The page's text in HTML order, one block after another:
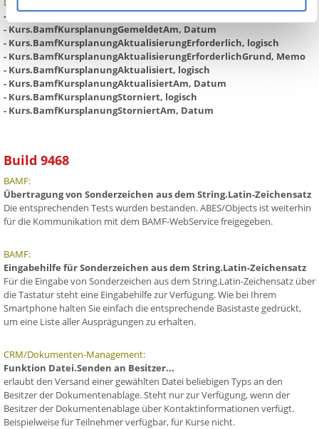
- Kurs.BamfKursplanungGemeldet, logisch
- Kurs.BamfKursplanungGemeldetAm, Datum
- Kurs.BamfKursplanungAktualisierungErforderlich, logisch
- Kurs.BamfKursplanungAktualisierungErforderlichGrund, Memo
- Kurs.BamfKursplanungAktualisiert, logisch
- Kurs.BamfKursplanungAktualisiertAm, Datum
- Kurs.BamfKursplanungStorniert, logisch
- Kurs.BamfKursplanungStorniertAm, Datum
Build 9468
BAMF:
Übertragung von Sonderzeichen aus dem String.Latin-Zeichensatz
Die entsprechenden Tests wurden bestanden. ABES/Objects ist weiterhin
für die Kommunikation mit dem BAMF-WebService freigegeben.
BAMF:
Eingabehilfe für Sonderzeichen aus dem String.Latin-Zeichensatz
Für die Eingabe von Sonderzeichen aus dem String.Latin-Zeichensatz über
die Tastatur steht eine Eingabehilfe zur Verfügung. Wie bei Ihrem
Smartphone halten Sie einfach die entsprechende Basistaste gedrückt,
um eine Liste aller Ausprägungen zu erhalten.
CRM/Dokumenten-Management:
Funktion Datei.Senden an Besitzer...
erlaubt den Versand einer gewählten Datei beliebigen Typs an den
Besitzer der Dokumentenablage. Steht nur zur Verfügung, wenn der
Besitzer der Dokumentenablage über Kontaktinformationen verfügt.
Beispielweise für Teilnehmer verfügbar, für Kurse nicht.